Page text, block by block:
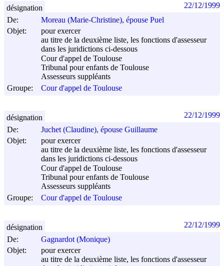
De:
Moreau (Marie-Christine), épouse Puel
Objet:
pour exercer
au titre de la deuxième liste, les fonctions d'assesseur
dans les juridictions ci-dessous
Cour d'appel de Toulouse
Tribunal pour enfants de Toulouse
Assesseurs suppléants
Groupe:
Cour d'appel de Toulouse
désignation 22/12/1999
De:
Juchet (Claudine), épouse Guillaume
Objet:
pour exercer
au titre de la deuxième liste, les fonctions d'assesseur
dans les juridictions ci-dessous
Cour d'appel de Toulouse
Tribunal pour enfants de Toulouse
Assesseurs suppléants
Groupe:
Cour d'appel de Toulouse
désignation 22/12/1999
De:
Gagnardot (Monique)
Objet:
pour exercer
au titre de la deuxième liste, les fonctions d'assesseur
désignation 22/12/1999